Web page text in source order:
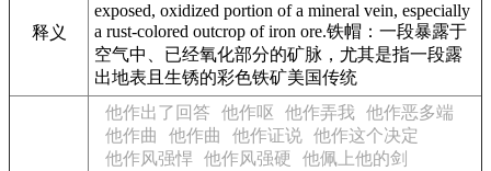
释义
exposed, oxidized portion of a mineral vein, especially
a rust-colored outcrop of iron ore.铁帽：一段暴露于
空气中、已经氧化部分的矿脉，尤其是指一段露
出地表且生锈的彩色铁矿美国传统
他作出了回答 他作呕 他作弄我
他作恶多端
他作曲
他作曲 他作证说 他作这个决定
他作风强悍 他作风强硬
他佩上他的剑